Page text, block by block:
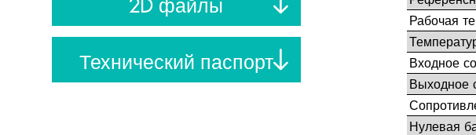
2D файлы
Технический паспорт
Рабочая
Входное
Выходное
Нулевая